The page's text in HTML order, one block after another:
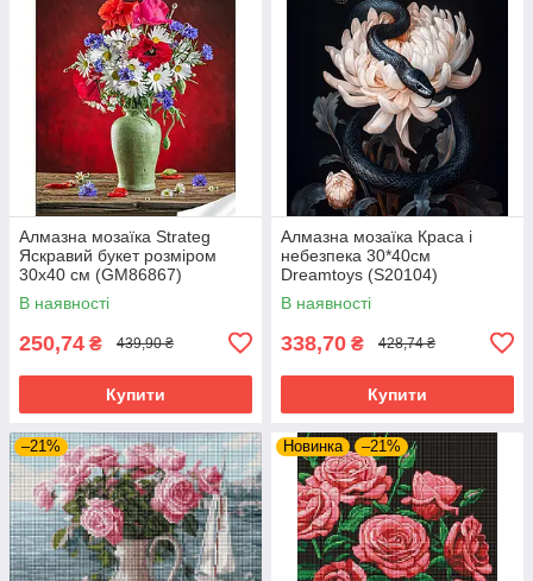
Алмазна мозаїка Strateg
Яскравий букет розміром
30х40 см (GM86867)
В наявності
250,74 ₴ 439,90 ₴
Купити
Алмазна мозаїка Краса і
небезпека 30*40см
Dreamtoys (S20104)
В наявності
338,70 ₴ 428,74 ₴
Купити
–21% Новинка –21%